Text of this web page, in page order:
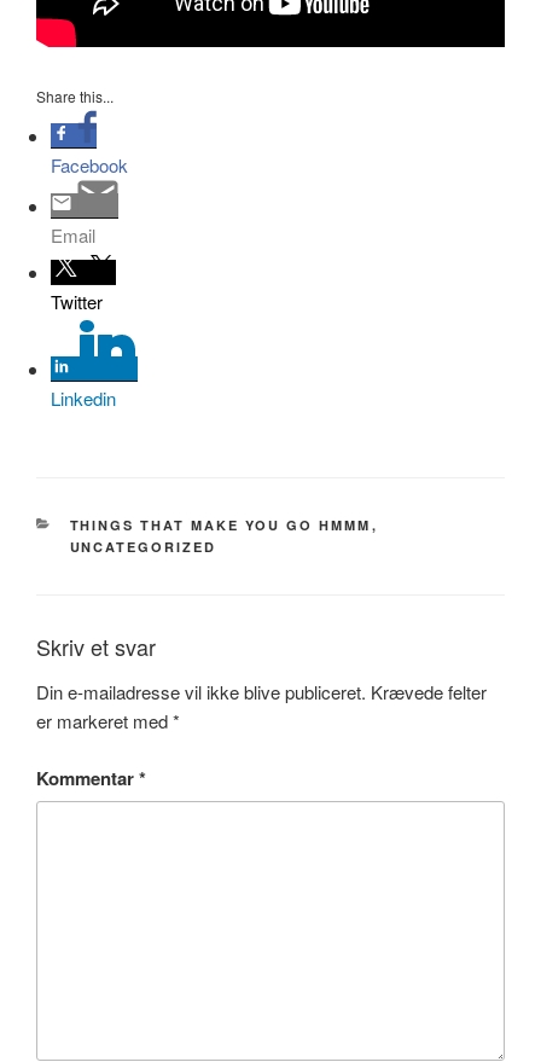
Share this...
Facebook
Email
Twitter
Linkedin
KATEGORIER
THINGS THAT MAKE YOU GO HMMM ,
UNCATEGORIZED
Skriv et svar
Din e-mailadresse vil ikke blive publiceret. Krævede felter
er markeret med*
Kommentar*